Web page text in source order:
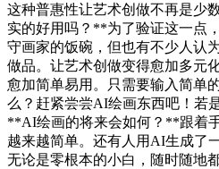
这种普惠性让艺术创做不再是少
实的好用吗？**为了验证这一点
守画家的饭碗，但也有不少人认
做品。让艺术创做变得愈加多元
愈加简单易用。只需要输入简单
么？赶紧尝尝AI绘画东西吧！若
**AI绘画的将来会如何？**跟着
越来越简单。还有人用AI生成了
无论是零根本的小白，随时随地